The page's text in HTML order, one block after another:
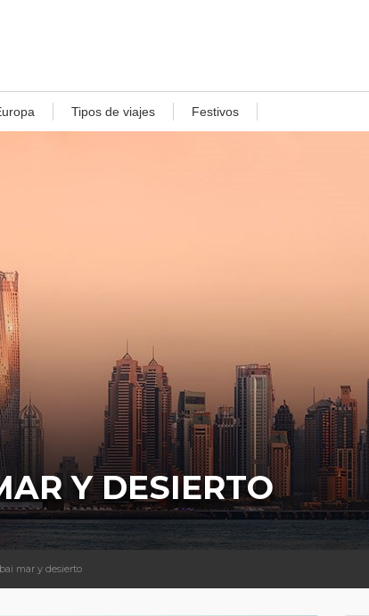
Tipos de viajes Festivos
Y DESIERTO
mar y desierto